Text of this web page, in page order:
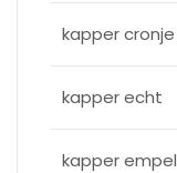
kapper cronje
kapper echt
kapper empel